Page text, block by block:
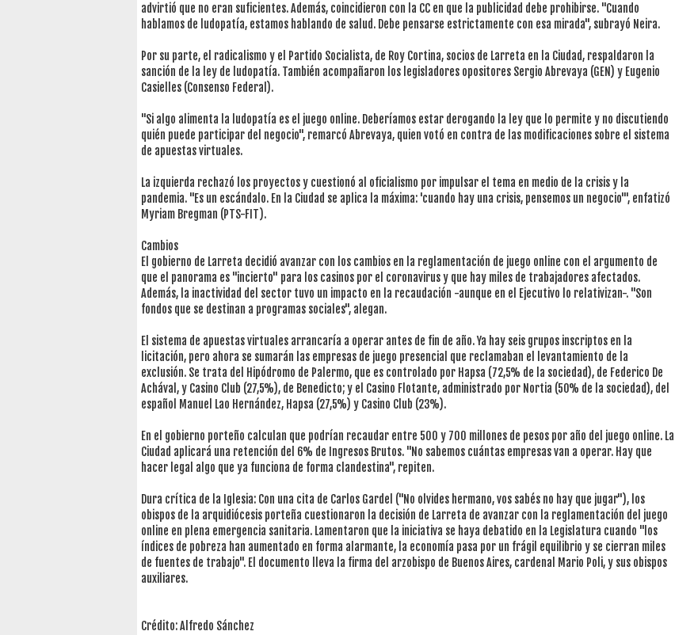
advirtió que no eran suficientes. Además, coincidieron con la CC en que la publicidad debe prohibirse. "Cuando
hablamos de ludopatía, estamos hablando de salud. Debe pensarse estrictamente con esa mirada", subrayó Neira.
Por su parte, el radicalismo y el Partido Socialista, de Roy Cortina, socios de Larreta en la Ciudad, respaldaron la
sanción de la ley de ludopatía. También acompañaron los legisladores opositores Sergio Abrevaya (GEN) y Eugenio
Casielles (Consenso Federal).
"Si algo alimenta la ludopatía es el juego online. Deberíamos estar derogando la ley que lo permite y no discutiendo
quién puede participar del negocio", remarcó Abrevaya, quien votó en contra de las modificaciones sobre el sistema
de apuestas virtuales.
La izquierda rechazó los proyectos y cuestionó al oficialismo por impulsar el tema en medio de la crisis y la
pandemia. "Es un escándalo. En la Ciudad se aplica la máxima: 'cuando hay una crisis, pensemos un negocio'", enfatizó
Myriam Bregman (PTS-FIT).
Cambios
El gobierno de Larreta decidió avanzar con los cambios en la reglamentación de juego online con el argumento de
que el panorama es "incierto" para los casinos por el coronavirus y que hay miles de trabajadores afectados.
Además, la inactividad del sector tuvo un impacto en la recaudación -aunque en el Ejecutivo lo relativizan-. "Son
fondos que se destinan a programas sociales", alegan.
El sistema de apuestas virtuales arrancaría a operar antes de fin de año. Ya hay seis grupos inscriptos en la
licitación, pero ahora se sumarán las empresas de juego presencial que reclamaban el levantamiento de la
exclusión. Se trata del Hipódromo de Palermo, que es controlado por Hapsa (72,5% de la sociedad), de Federico De
Achával, y Casino Club (27,5%), de Benedicto; y el Casino Flotante, administrado por Nortia (50% de la sociedad), del
español Manuel Lao Hernández, Hapsa (27,5%) y Casino Club (23%).
En el gobierno porteño calculan que podrían recaudar entre 500 y 700 millones de pesos por año del juego online. La
Ciudad aplicará una retención del 6% de Ingresos Brutos. "No sabemos cuántas empresas van a operar. Hay que
hacer legal algo que ya funciona de forma clandestina", repiten.
Dura crítica de la Iglesia: Con una cita de Carlos Gardel ("No olvides hermano, vos sabés no hay que jugar"), los
obispos de la arquidiócesis porteña cuestionaron la decisión de Larreta de avanzar con la reglamentación del juego
online en plena emergencia sanitaria. Lamentaron que la iniciativa se haya debatido en la Legislatura cuando "los
índices de pobreza han aumentado en forma alarmante, la economía pasa por un frágil equilibrio y se cierran miles
de fuentes de trabajo". El documento lleva la firma del arzobispo de Buenos Aires, cardenal Mario Poli, y sus obispos
auxiliares.
Crédito: Alfredo Sánchez